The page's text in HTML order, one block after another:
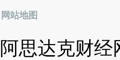
网站地图
阿思达克财经